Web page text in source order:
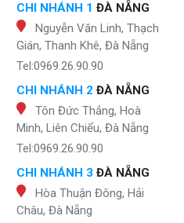
CHI NHÁNH 1 ĐÀ NẴNG
Nguyễn Văn Linh, Thạch
Gián, Thanh Khê, Đà Nẵng
Tel:0969.26.90.90
CHI NHÁNH 2 ĐÀ NẴNG
Tôn Đức Thắng, Hoà
Minh, Liên Chiểu, Đà Nẵng
Tel:0969.26.90.90
CHI NHÁNH 3 ĐÀ NẴNG
Hòa Thuận Đông, Hải
Châu, Đà Nẵng